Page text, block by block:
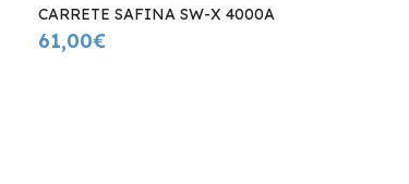
CARRETE SAFINA SW-X 4000A
61,00€